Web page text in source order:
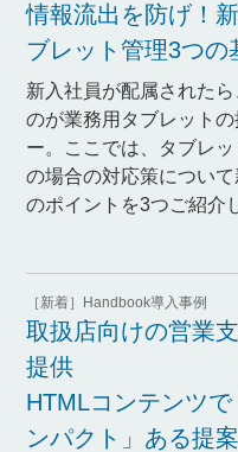
情報流出を防げ！
ブレット管理3つの
新入社員が配属された
のが業務用タブレット
ー。ここでは、タブレ
の場合の対応策につい
のポイントを3つご紹介
［新着］Handbook導入事例
取扱店向けの営業
提供
HTMLコンテンツ
ンパクト」ある提